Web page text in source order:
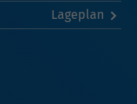
Lageplan